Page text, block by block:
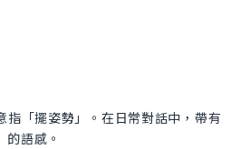
「擺姿勢」。在日常對話中，帶有
的語感。